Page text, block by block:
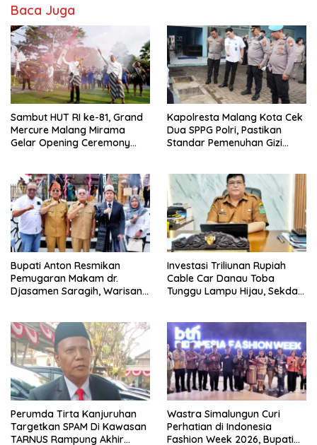
Baca Juga
Sambut HUT RI ke-81, Grand
Mercure Malang Mirama
Gelar Opening Ceremony
Kapolresta Malang Kota Cek
Dua SPPG Polri, Pastikan
Standar Pemenuhan Gizi
Bupati Anton Resmikan
Pemugaran Makam dr.
Djasamen Saragih, Warisan
Mendatang
Investasi Triliunan Rupiah
Cable Car Danau Toba
Tunggu Lampu Hijau, Sekda
Perumda Tirta Kanjuruhan
Targetkan SPAM Di Kawasan
TARNUS Rampung Akhir
Wastra Simalungun Curi
Perhatian di Indonesia
Fashion Week 2026, Bupati